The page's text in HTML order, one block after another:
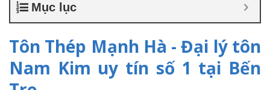
Mục lục
Tôn Thép Mạnh Hà - Đại lý tôn
Nam Kim uy tín số 1 tại Bến